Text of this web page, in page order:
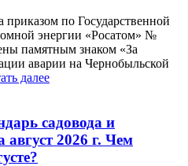
приказом по Государственной
энергии «Росатом» №
памятным знаком «За
аварии на Чернобыльской
далее
садовода и
август 2026 г. Чем